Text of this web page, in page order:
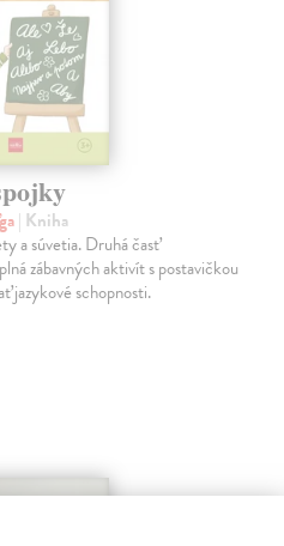
| Kniha
a súvetia. Druhá časť
zábavných aktivít s postavičkou
jazykové schopnosti.